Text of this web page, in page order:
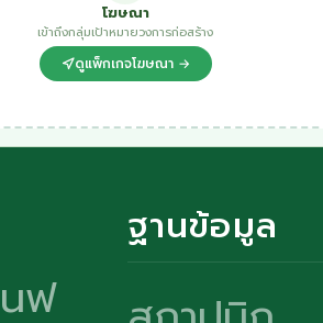
โฆษณา
เข้าถึงกลุ่มเป้าหมายวงการก่อสร้าง
ดูแพ็กเกจโฆษณา →
ฟ
ฐานข้อมูล